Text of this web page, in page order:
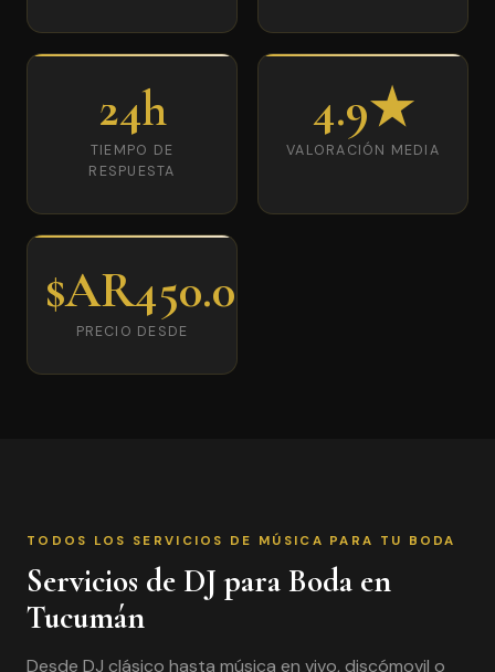
24h
TIEMPO DE
RESPUESTA
4.9★
VALORACIÓN MEDIA
$AR450.000
PRECIO DESDE
TODOS LOS SERVICIOS DE MÚSICA PARA TU BODA
Servicios de DJ para Boda en
Tucumán
Desde DJ clásico hasta música en vivo, discómovil o